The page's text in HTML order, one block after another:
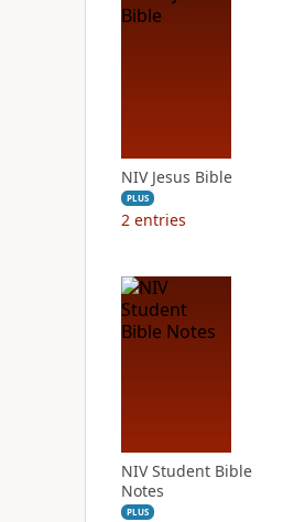
NIV Jesus Bible
PLUS
2 entries
NIV Student Bible
Notes
PLUS